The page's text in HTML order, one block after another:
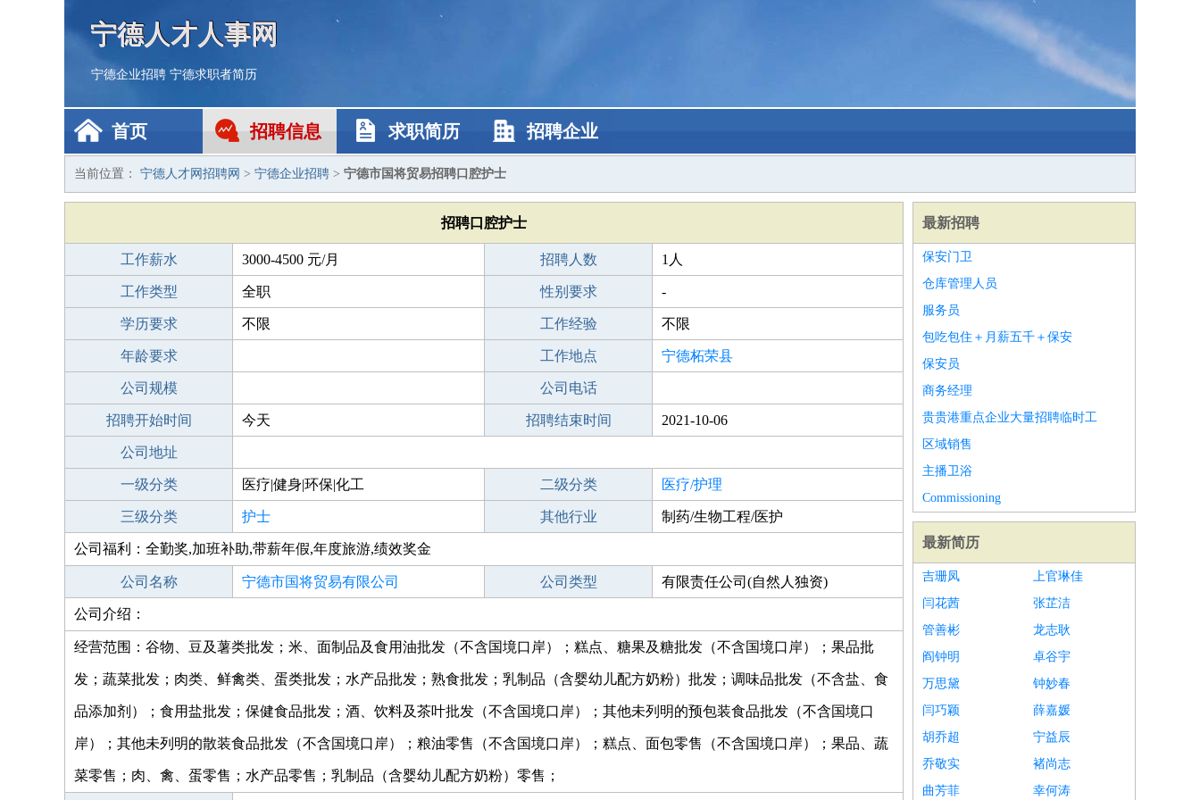
宁德人才人事网
宁德企业招聘 宁德求职者简历
首页 招聘信息 求职简历 招聘企业
当前位置： 宁德人才网招聘网 > 宁德企业招聘 > 宁德市国将贸易招聘口腔护士
招聘口腔护士
工作薪水 3000-4500 元/月 招聘人数 1人
工作类型 全职 性别要求 -
学历要求 不限 工作经验 不限
年龄要求 工作地点 宁德柘荣县
公司规模 公司电话
招聘开始时间 今天 招聘结束时间 2021-10-06
公司地址
一级分类 医疗|健身|环保|化工 二级分类 医疗/护理
三级分类 护士 其他行业 制药/生物工程/医护
公司福利：全勤奖,加班补助,带薪年假,年度旅游,绩效奖金
公司名称 宁德市国将贸易有限公司 公司类型 有限责任公司(自然人独资)
公司介绍：
经营范围：谷物、豆及薯类批发；米、面制品及食用油批发（不含国境口岸）；糕点、糖果及糖批发（不含国境口岸）；果品批
发；蔬菜批发；肉类、鲜禽类、蛋类批发；水产品批发；熟食批发；乳制品（含婴幼儿配方奶粉）批发；调味品批发（不含盐、食
品添加剂）；食用盐批发；保健食品批发；酒、饮料及茶叶批发（不含国境口岸）；其他未列明的预包装食品批发（不含国境口
岸）；其他未列明的散装食品批发（不含国境口岸）；粮油零售（不含国境口岸）；糕点、面包零售（不含国境口岸）；果品、蔬
菜零售；肉、禽、蛋零售；水产品零售；乳制品（含婴幼儿配方奶粉）零售；
最新招聘
保安门卫
仓库管理人员
服务员
包吃包住＋月薪五千＋保安
保安员
商务经理
贵贵港重点企业大量招聘临时工
区域销售
主播卫浴
Commissioning
最新简历
吉珊凤
上官琳佳
闫花茜
张芷洁
管善彬
龙志耿
阎钟明
卓谷宇
万思黛
钟妙春
闫巧颖
薛嘉媛
胡乔超
宁益辰
乔敬实
褚尚志
曲芳菲
幸何涛